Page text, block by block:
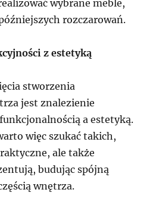
wybrane meble,
rozczarowań.
z estetyką
stworzenia
jest znalezienie
a estetyką.
więc szukać takich,
ale także
budując spójną
wnętrza.